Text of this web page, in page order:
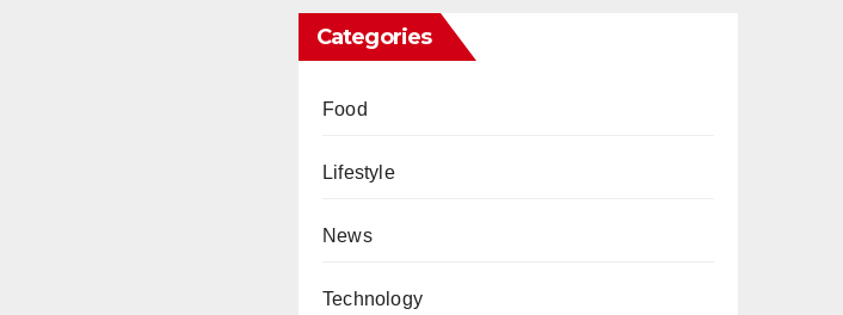
Categories
Food
Lifestyle
News
Technology